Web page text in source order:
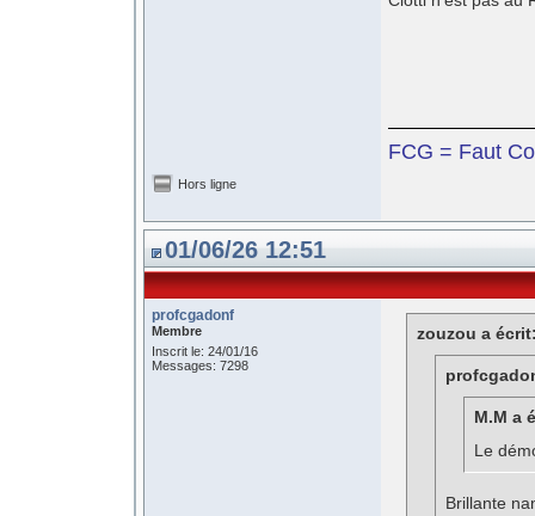
FCG = Faut
Hors ligne
01/06/26 12:51
profcgadonf
Membre
Inscrit le: 24/01/16
Messages: 7298
zouzou a
M.M a
Le
Brillante